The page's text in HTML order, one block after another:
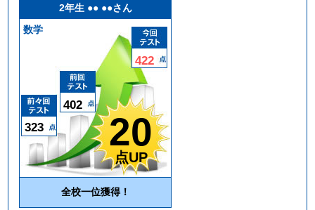
2年生 ●● ●●さん
323
402
422
20
点UP
数学
全校一位獲得！